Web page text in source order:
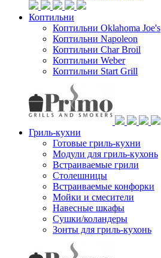
Коптильни
Коптильни Oklahoma Joe's
Коптильни Napoleon
Коптильни Char Broil
Коптильни Weber
Коптильни Start Grill
Гриль-кухни
Готовые гриль-кухни
Модули для гриль-кухонь
Встраиваемые грили
Столешницы
Встраиваемые конфорки
Мойки и смесители
Навесные шкафы
Сушки/коландеры
Зонты для гриль-кухонь